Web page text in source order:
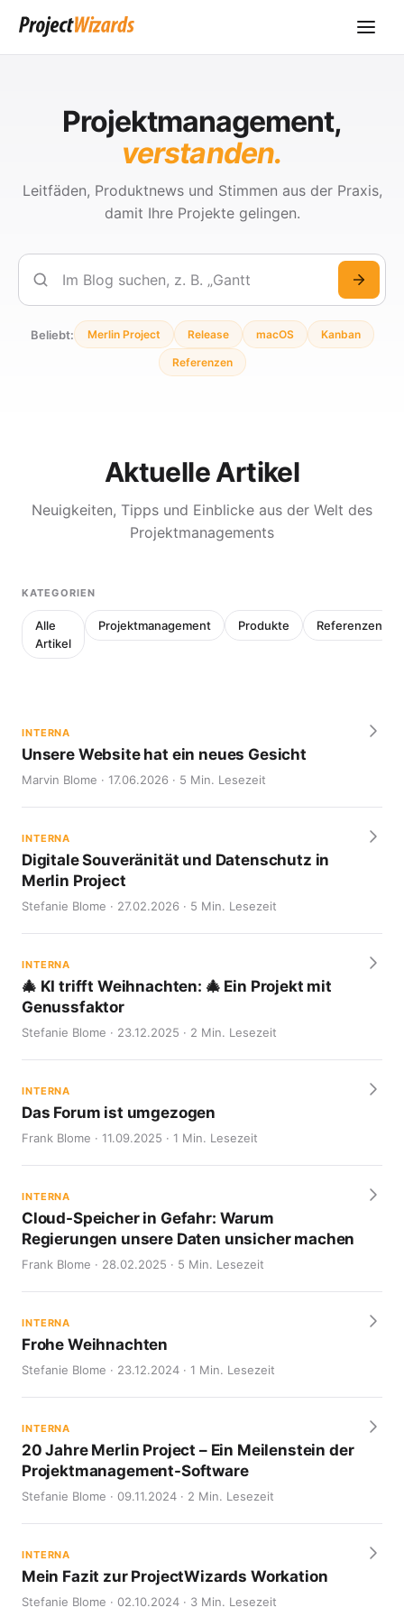
Projektmanagement,
verstanden.
Leitfäden, Produktnews und Stimmen aus der Praxis,
damit Ihre Projekte gelingen.
Suchen
Beliebt: Merlin Project Release macOS Kanban
Referenzen
Aktuelle Artikel
Neuigkeiten, Tipps und Einblicke aus der Welt des
Projektmanagements
KATEGORIEN
Alle
Artikel
Projektmanagement Produkte Referenzen
INTERNA
Unsere Website hat ein neues Gesicht
Marvin Blome · 17.06.2026 · 5 Min. Lesezeit
INTERNA
Digitale Souveränität und Datenschutz in
Merlin Project
Stefanie Blome · 27.02.2026 · 5 Min. Lesezeit
INTERNA
🎄 KI trifft Weihnachten: 🎄 Ein Projekt mit
Genussfaktor
Stefanie Blome · 23.12.2025 · 2 Min. Lesezeit
INTERNA
Das Forum ist umgezogen
Frank Blome · 11.09.2025 · 1 Min. Lesezeit
INTERNA
Cloud-Speicher in Gefahr: Warum
Regierungen unsere Daten unsicher machen
Frank Blome · 28.02.2025 · 5 Min. Lesezeit
INTERNA
Frohe Weihnachten
Stefanie Blome · 23.12.2024 · 1 Min. Lesezeit
INTERNA
20 Jahre Merlin Project – Ein Meilenstein der
Projektmanagement-Software
Stefanie Blome · 09.11.2024 · 2 Min. Lesezeit
INTERNA
Mein Fazit zur ProjectWizards Workation
Stefanie Blome · 02.10.2024 · 3 Min. Lesezeit